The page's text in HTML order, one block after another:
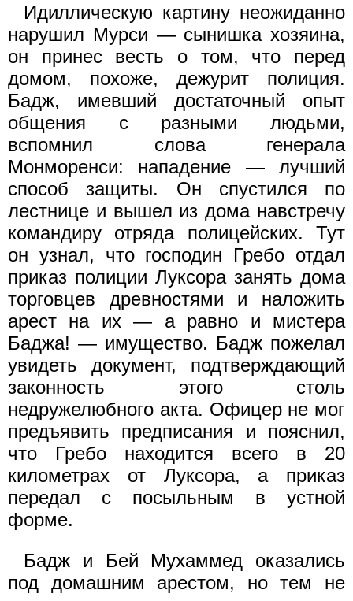
Идиллическую картину неожиданно
нарушил Мурси — сынишка хозяина,
он принес весть о том, что перед
домом, похоже, дежурит полиция.
Бадж, имевший достаточный опыт
общения с разными людьми,
вспомнил слова генерала
Монморенси: нападение — лучший
способ защиты. Он спустился по
лестнице и вышел из дома навстречу
командиру отряда полицейских. Тут
он узнал, что господин Гребо отдал
приказ полиции Луксора занять дома
торговцев древностями и наложить
арест на их — а равно и мистера
Баджа! — имущество. Бадж пожелал
увидеть документ, подтверждающий
законность этого столь
недружелюбного акта. Офицер не мог
предъявить предписания и пояснил,
что Гребо находится всего в 20
километрах от Луксора, а приказ
передал с посыльным в устной
форме.
Бадж и Бей Мухаммед оказались
под домашним арестом, но тем не